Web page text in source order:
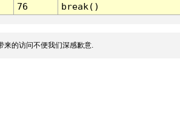
76 break()
的访问不便我们深感歉意.